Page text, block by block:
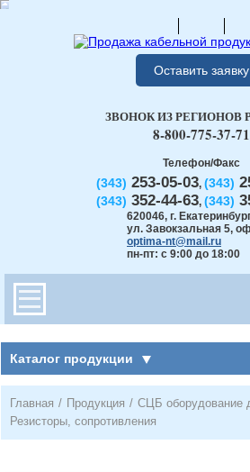
Оставить заявку
Телефон/Факс
(343) 253-05-03, (343)
(343) 352-44-63, (343)
620046, г.
ул. Завокзальная 5,
optima-nt@mail.ru
пн-пт: с 9:00 до 18:00
ЗВОНОК ИЗ РЕГИОНОВ
8-800-775-37-71
Каталог продукции
Главная / Продукция / СЦБ оборудование
Резисторы, сопротивления